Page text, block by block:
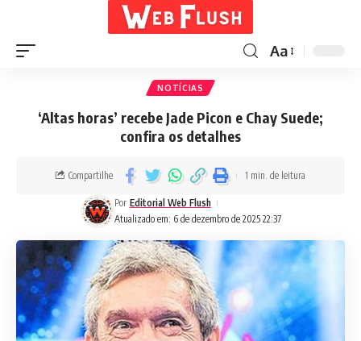
Aa
NOTÍCIAS
‘Altas horas’ recebe Jade Picon e Chay Suede;
confira os detalhes
Atualizado em: 6 de dezembro de 2025 22:37
Por Editorial Web Flush
Compartilhe 1 min. de leitura